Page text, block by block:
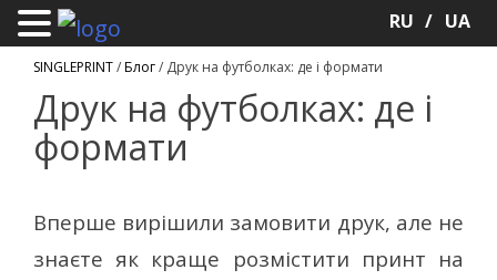
RU UA
SINGLEPRINT/Блог/ Друк на футболках: де і формати
Друк на футболках: де і
формати
Вперше вирішили замовити друк, але не
знаєте як краще розмістити принт на